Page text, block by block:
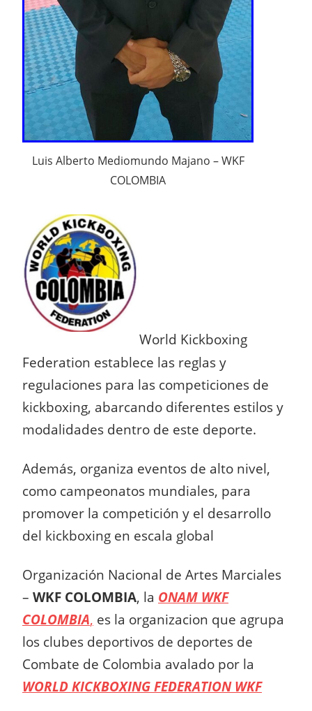
Luis Alberto Mediomundo Majano –WKF
COLOMBIA
World Kickboxing
Federation establece las reglas y
regulaciones para las competiciones de
kickboxing, abarcando diferentes estilos y
modalidades dentro de este deporte.
Además, organiza eventos de alto nivel,
como campeonatos mundiales, para
promover la competición y el desarrollo
del kickboxing en escala global
Organización Nacional de Artes Marciales
– WKF COLOMBIA, la ONAM WKF
COLOMBIA, es la organizacion que agrupa
los clubes deportivos de deportes de
Combate de Colombia avalado por la
WORLD KICKBOXING FEDERATION WKF